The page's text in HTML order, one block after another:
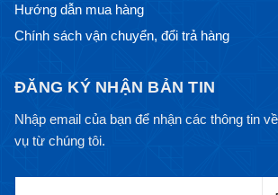
Hướng dẫn mua hàng
Chính sách vận chuyển, đổi trả hàng
ĐĂNG KÝ NHẬN BẢN TIN
Nhập email của bạn để nhận các thông tin
vụ từ chúng tôi.